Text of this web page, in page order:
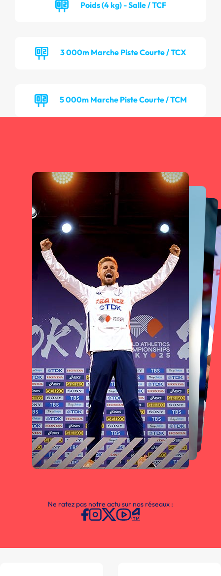
Poids (4 kg) - Salle / TCF
3 000m Marche Piste Courte / TCX
5 000m Marche Piste Courte / TCM
Ne ratez pas notre actu sur nos réseaux :